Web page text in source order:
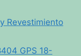
Revestimiento
GPS 18-